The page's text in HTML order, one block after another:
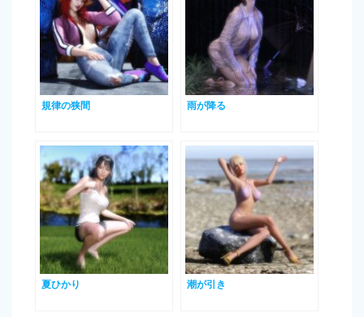
規律の狭間 雨が降る
夏ひかり 潮が引き